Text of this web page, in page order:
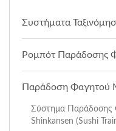
Συστήματα
Ρομπότ Παράδοσης
Παράδοση Φαγητού
Σύστημα Παράδοσης
Shinkansen (Sushi